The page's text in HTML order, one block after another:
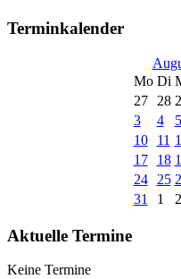
Terminkalender
Mo Di
27
28
3
4 5
10
11
17
18
24
25
31
1 2
Aktuelle Termine
Keine Termine